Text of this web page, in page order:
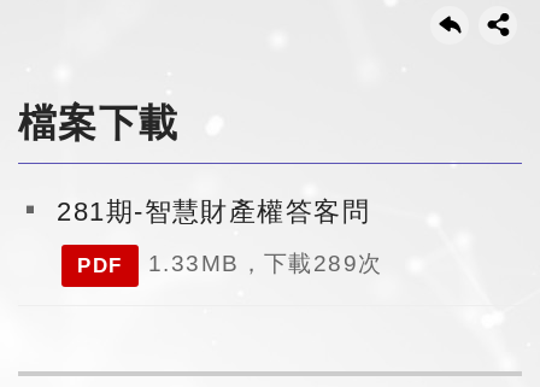
檔案下載
281期-智慧財產權答客問
PDF 1.33MB，下載289次